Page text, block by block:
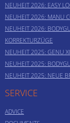
NEUHEIT 2026: EASY
NEUHEIT 2026: MANU
NEUHEIT 2026:
KORREKTURZÜGE
NEUHEIT 2025: GENU
NEUHEIT 2025:
NEUHEIT 2025: NEUE
SERVICE
ADVICE